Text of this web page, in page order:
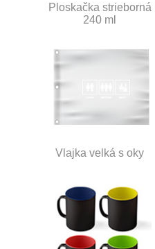
Ploskačka strieborná
240 ml
Vlajka velká s oky